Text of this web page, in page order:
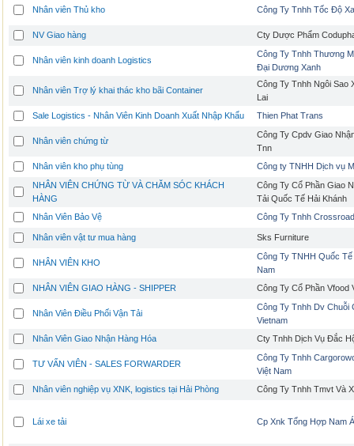
Nhân viên Thủ kho Công Ty Tnhh Tốc Độ
NV Giao hàng Cty Dược Phẩm
Nhân viên kinh doanh Logistics
Công Ty Tnhh Thương
Đại Dương Xanh
Nhân viên Trợ lý khai thác kho bãi Container
Công Ty Tnhh Ngôi Sao
Lai
Sale Logistics - Nhân Viên Kinh Doanh Xuất Nhập Khẩu
Thien Phat Trans
Nhân viên chứng từ
Công Ty Cpdv Giao
Tnn
Nhân viên kho phụ tùng
Công ty TNHH Dịch vụ
NHÂN VIÊN CHỨNG TỪ VÀ CHĂM SÓC KHÁCH
HÀNG
Công Ty Cổ Phần Giao
Tải Quốc Tế Hải Khánh
Nhân Viên Bảo Vệ
Công Ty Tnhh
Nhân viên vật tư mua hàng Sks Furniture
NHÂN VIÊN KHO
Công Ty TNHH Quốc
Nam
NHÂN VIÊN GIAO HÀNG - SHIPPER
Công Ty Cổ Phần Vfood
Nhân Viên Điều Phối Vận Tải
Công Ty Tnhh Dv Chuỗi
Vietnam
Nhân Viên Giao Nhận Hàng Hóa
Cty Tnhh Dịch Vụ Đắc
TƯ VẤN VIÊN - SALES FORWARDER
Công Ty Tnhh
Việt Nam
Nhân viên nghiệp vụ XNK, logistics tại Hải Phòng
Công Ty Tnhh Tmvt Và
Lái xe tải Cp Xnk Tổng Hợp Nam Á